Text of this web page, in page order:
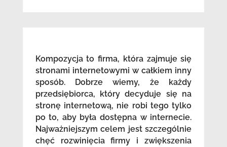
Kompozycja to firma, która zajmuje się
stronami internetowymi w całkiem inny
sposób. Dobrze wiemy, że każdy
przedsiębiorca, który decyduje się na
stronę internetową, nie robi tego tylko
po to, aby była dostępna w internecie.
Najważniejszym celem jest szczególnie
chęć rozwinięcia firmy i zwiększenia